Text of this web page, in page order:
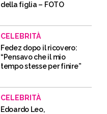
della figlia – FOTO
CELEBRITÀ
Fedez dopo il ricovero:
“Pensavo che il mio
tempo stesse per finire”
CELEBRITÀ
Edoardo Leo,